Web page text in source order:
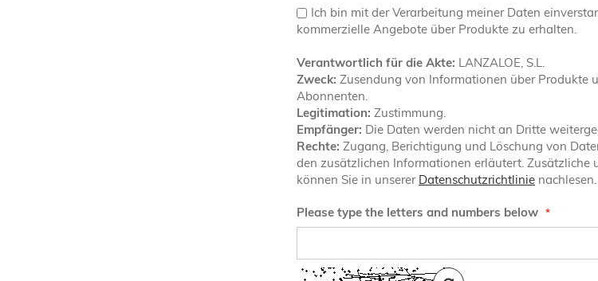
Ich bin mit der Verarbeitung meiner Daten
kommerzielle Angebote über Produkte zu erhalten.
Verantwortlich für die Akte: LANZALOE, S.L.
Zweck: Zusendung von Informationen über Produkte
Abonnenten.
Legitimation: Zustimmung.
Empfänger: Die Daten werden nicht an Dritte
Rechte: Zugang, Berichtigung und Löschung von
den zusätzlichen Informationen erläutert. Zusätzliche
können Sie in unserer Datenschutzrichtlinie nachlesen.
Please type the letters and numbers below